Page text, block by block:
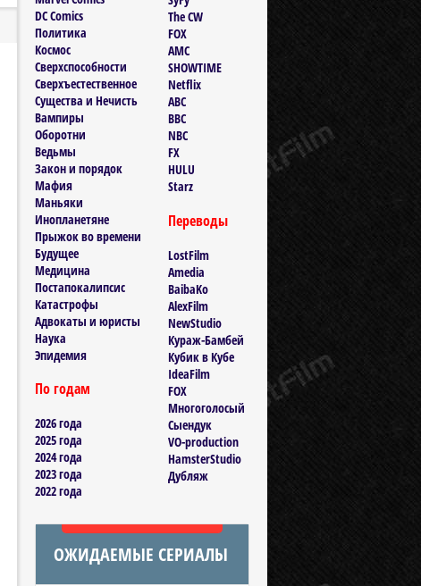
DC Comics
Политика
Космос
Сверхспособности
Сверхъестественное
Существа и Нечисть
Вампиры
Оборотни
Ведьмы
Закон и порядок
Мафия
Маньяки
Инопланетяне
Прыжок во времени
Будущее
Медицина
Постапокалипсис
Катастрофы
Адвокаты и юристы
Наука
Эпидемия
По годам
2026 года
2025 года
2024 года
2023 года
2022 года
The CW
FOX
AMC
SHOWTIME
Netflix
ABC
BBC
NBC
FX
HULU
Starz
Переводы
LostFilm
Amedia
BaibaKo
AlexFilm
NewStudio
Кураж-Бамбей
Кубик в Кубе
IdeaFilm
FOX
Многоголосый
Сыендук
VO-production
HamsterStudio
Дубляж
ОЖИДАЕМЫЕ СЕРИАЛЫ